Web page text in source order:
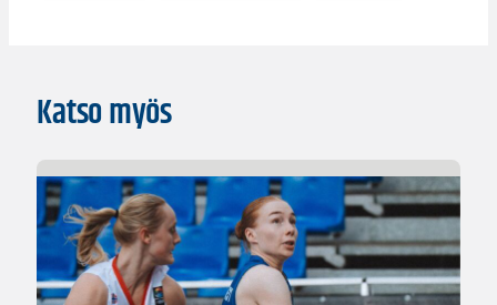
Katso myös